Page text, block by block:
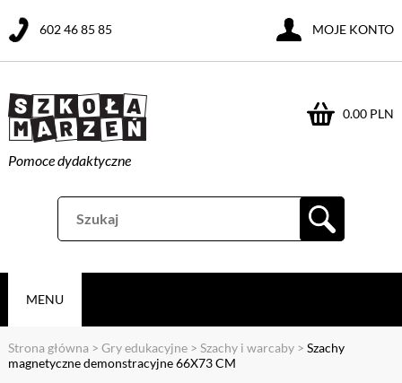
Pomoce dydaktyczne
0.00 PLN
602 46 85 85 MOJE KONTO
MENU
Strona główna > Gry edukacyjne> Szachy i warcaby> Szachy
magnetyczne demonstracyjne 66X73 CM